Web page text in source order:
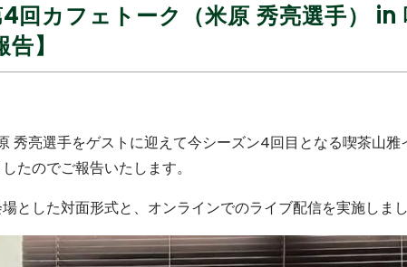
4回カフェトーク（米原 秀亮選手） in
】
秀亮選手をゲストに迎えて今シーズン4回目となる喫茶山
たのでご報告いたします。
とした対面形式と、オンラインでのライブ配信を実施しまし